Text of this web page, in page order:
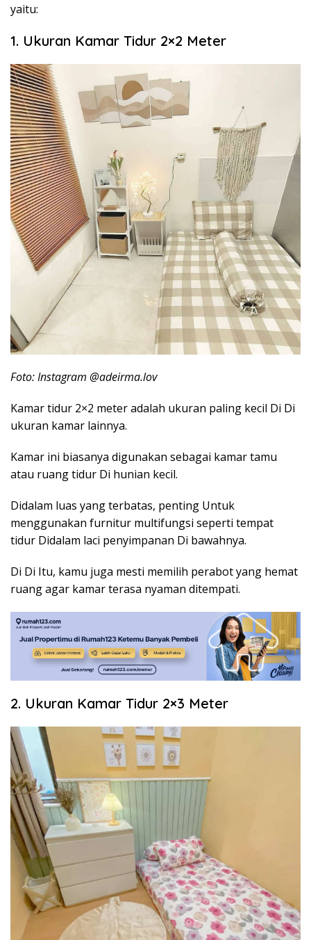
yaitu:
1. Ukuran Kamar Tidur 2×2 Meter
Foto: Instagram @adeirma.lov
Kamar tidur 2×2 meter adalah ukuran paling kecil Di Di
ukuran kamar lainnya.
Kamar ini biasanya digunakan sebagai kamar tamu
atau ruang tidur Di hunian kecil.
Didalam luas yang terbatas, penting Untuk
menggunakan furnitur multifungsi seperti tempat
tidur Didalam laci penyimpanan Di bawahnya.
Di Di Itu, kamu juga mesti memilih perabot yang hemat
ruang agar kamar terasa nyaman ditempati.
2. Ukuran Kamar Tidur 2×3 Meter